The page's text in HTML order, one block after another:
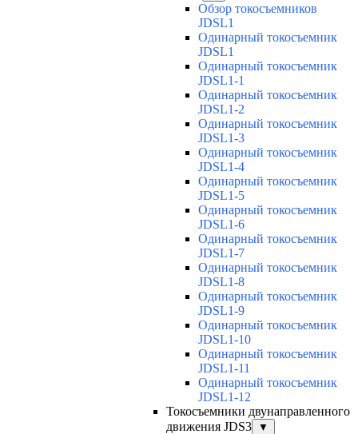
Обзор токосъемников
JDSL1
Одинарный токосъемник
JDSL1
Одинарный токосъемник
JDSL1-1
Одинарный токосъемник
JDSL1-2
Одинарный токосъемник
JDSL1-3
Одинарный токосъемник
JDSL1-4
Одинарный токосъемник
JDSL1-5
Одинарный токосъемник
JDSL1-6
Одинарный токосъемник
JDSL1-7
Одинарный токосъемник
JDSL1-8
Одинарный токосъемник
JDSL1-9
Одинарный токосъемник
JDSL1-10
Одинарный токосъемник
JDSL1-11
Одинарный токосъемник
JDSL1-12
Токосъемники двунаправленного
движения JDS3
▼